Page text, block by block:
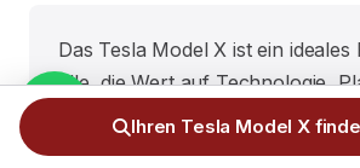
Das Tesla Model X ist ein
alle, die Wert auf Technologie,
Nachhaltigkeit legen. Der Import
Importocotxe ermöglicht es den
Ihren Tesla Model X